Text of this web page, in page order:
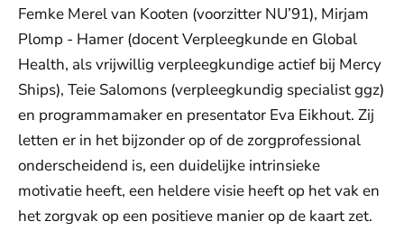
Femke Merel van Kooten (voorzitter NU’91), Mirjam
Plomp - Hamer (docent Verpleegkunde en Global
Health, als vrijwillig verpleegkundige actief bij Mercy
Ships), Teie Salomons (verpleegkundig specialist ggz)
en programmamaker en presentator Eva Eikhout. Zij
letten er in het bijzonder op of de zorgprofessional
onderscheidend is, een duidelijke intrinsieke
motivatie heeft, een heldere visie heeft op het vak en
het zorgvak op een positieve manier op de kaart zet.